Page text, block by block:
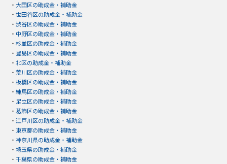
・ 大田区の助成金・補助金
・ 世田谷区の助成金・補助金
・ 渋谷区の助成金・補助金
・ 中野区の助成金・補助金
・ 杉並区の助成金・補助金
・ 豊島区の助成金・補助金
・ 北区の助成金・補助金
・ 荒川区の助成金・補助金
・ 板橋区の助成金・補助金
・ 練馬区の助成金・補助金
・ 足立区の助成金・補助金
・ 葛飾区の助成金・補助金
・ 江戸川区の助成金・補助金
・ 東京都の助成金・補助金
・ 神奈川県の助成金・補助金
・ 埼玉県の助成金・補助金
・ 千葉県の助成金・補助金